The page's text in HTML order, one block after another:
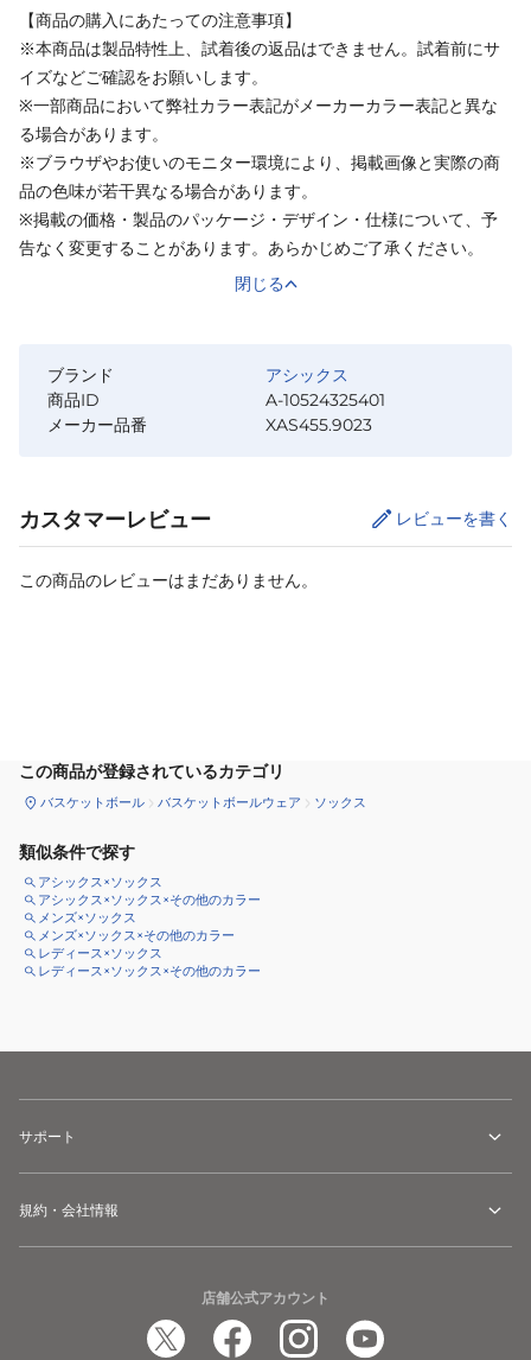
【商品の購入にあたっての注意事項】
※本商品は製品特性上、試着後の返品はできません。試着前にサ
イズなどご確認をお願いします。
※一部商品において弊社カラー表記がメーカーカラー表記と異な
る場合があります。
※ブラウザやお使いのモニター環境により、掲載画像と実際の商
品の色味が若干異なる場合があります。
※掲載の価格・製品のパッケージ・デザイン・仕様について、予
告なく変更することがあります。あらかじめご了承ください。
閉じる
ブランド
アシックス
商品ID
A-10524325401
メーカー品番
XAS455.9023
カスタマーレビュー レビューを書く
この商品のレビューはまだありません。
この商品が登録されているカテゴリ
バスケットボール バスケットボールウェア ソックス
類似条件で探す
アシックス×ソックス
アシックス×ソックス×その他のカラー
メンズ×ソックス
メンズ×ソックス×その他のカラー
レディース×ソックス
レディース×ソックス×その他のカラー
サポート
規約・会社情報
店舗公式アカウント